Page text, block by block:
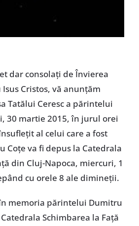
dar consolaţi de Învierea
Cristos, vă anunţăm
Tatălui Ceresc a părintelui
30 martie 2015, în jurul orei
al celui care a fost
Coţe va fi depus la Catedrala
din Cluj-Napoca, miercuri, 1
cu orele 8 ale dimineţii.
memoria părintelui Dumitru
Schimbarea la Faţă